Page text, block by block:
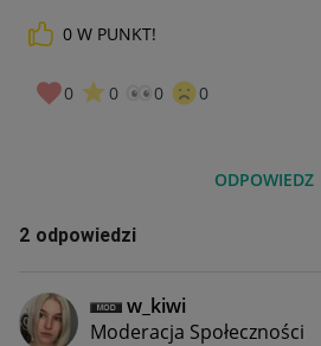
0 W PUNKT!
0 0 0 0
ODPOWIEDZ
2 odpowiedzi
w_kiwi
Moderacja Społeczności